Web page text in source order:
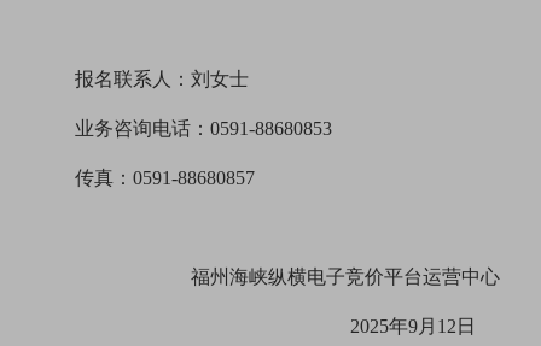
报名联系人：刘女士
业务咨询电话： 0591-88680853
传真： 0591-88680857
福州海峡纵横电子竞价平台运营中心
2025年9月12日